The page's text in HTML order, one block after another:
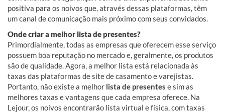
positiva para os noivos que, através dessas plataformas, têm
um canal de comunicação mais próximo com seus convidados.
Onde criar a melhor lista de presentes?
Primordialmente, todas as empresas que oferecem esse serviço
possuem boa reputação no mercado e, geralmente, os produtos
são de qualidade. Agora, a melhor lista está relacionada às
taxas das plataformas de site de casamento e varejistas.
Portanto, não existe a melhor lista de presentes e sim as
melhores taxas e vantagens que cada empresa oferece. Na
Lejour, os noivos encontrarão lista virtual e física, com taxas